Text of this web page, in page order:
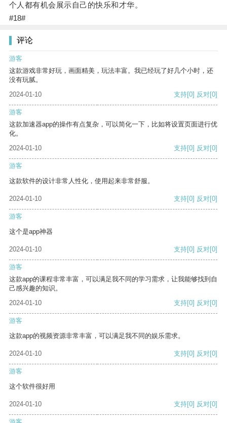
个人都有机会展示自己的快乐和才华。
#18#
评论
游客
这款游戏非常好玩，画面精美，玩法丰富。我已经玩了好几个小时，还
没有玩腻。
2024-01-10
支持[0] 反对[0]
游客
这款加速器app的操作有点复杂，可以简化一下，比如将设置页面进行优
化。
2024-01-10
支持[0] 反对[0]
游客
这款软件的设计非常人性化，使用起来非常舒服。
2024-01-10 支持[0] 反对[0]
游客
这个是app神器
2024-01-10 支持[0] 反对[0]
游客
这款app的课程非常丰富，可以满足我不同的学习需求，让我能够找到自
己感兴趣的知识。
2024-01-10
支持[0] 反对[0]
游客
这款app的视频资源非常丰富，可以满足我不同的娱乐需求。
2024-01-10 支持[0] 反对[0]
游客
这个软件很好用
2024-01-10 支持[0] 反对[0]